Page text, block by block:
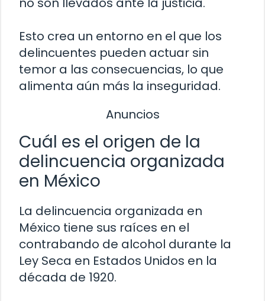
Esto crea un entorno en el que los
delincuentes pueden actuar sin
temor a las consecuencias, lo que
alimenta aún más la inseguridad.
Anuncios
Cuál es el origen de la
delincuencia organizada
en México
La delincuencia organizada en
México tiene sus raíces en el
contrabando de alcohol durante la
Ley Seca en Estados Unidos en la
década de 1920.